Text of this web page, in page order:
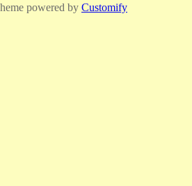
powered by Customify